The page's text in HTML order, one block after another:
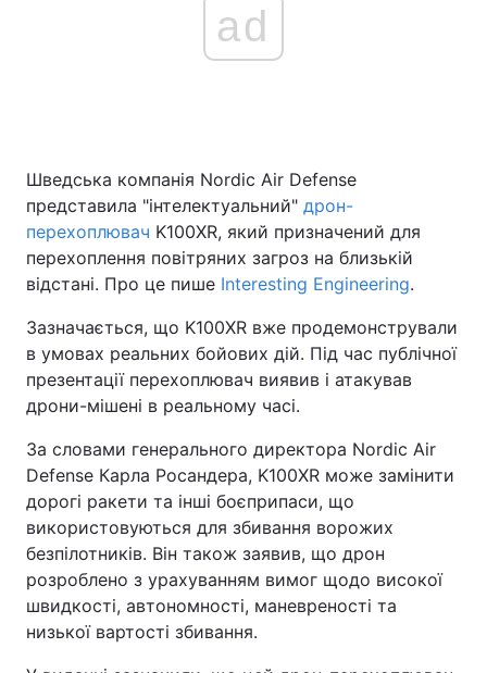
ad
Шведська компанія Nordic Air Defense
представила "інтелектуальний" дрон-
перехоплювач K100XR, який призначений для
перехоплення повітряних загроз на близькій
відстані. Про це пише Interesting Engineering.
Зазначається, що K100XR вже продемонстрували
в умовах реальних бойових дій. Під час публічної
презентації перехоплювач виявив і атакував
дрони-мішені в реальному часі.
За словами генерального директора Nordic Air
Defense Карла Росандера, K100XR може замінити
дорогі ракети та інші боєприпаси, що
використовуються для збивання ворожих
безпілотників. Він також заявив, що дрон
розроблено з урахуванням вимог щодо високої
швидкості, автономності, маневреності та
низької вартості збивання.